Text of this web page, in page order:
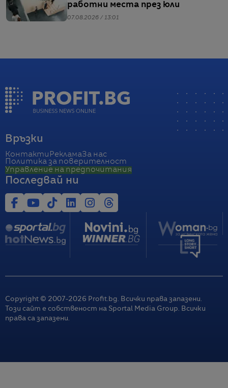
работни места през юли
07.08.2026 / 13:01
Връзки
Контакти РекламаЗа нас
Политика за поверителност
Управление на предпочитания
Последвай ни
Copyright © 2007-2026 Profit.bg. Всички права запазени.
Този сайт е собственост на Sportal Media Group. Всички
права са запазени.